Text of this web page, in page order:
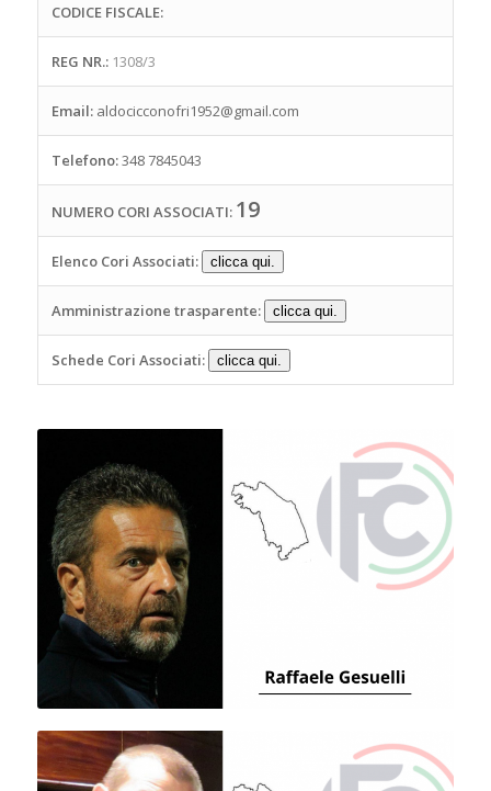
CODICE FISCALE:
REG NR.: 1308/3
Email: aldocicconofri1952@gmail.com
Telefono:348 7845043
NUMERO CORI ASSOCIATI: 19
Elenco Cori Associati: clicca qui.
Amministrazione trasparente: clicca qui.
Schede Cori Associati: clicca qui.